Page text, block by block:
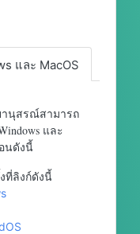
และ MacOS
านุสรณ์สามารถ
และ
นดังนี้
ที่ลิงก์ดังนี้